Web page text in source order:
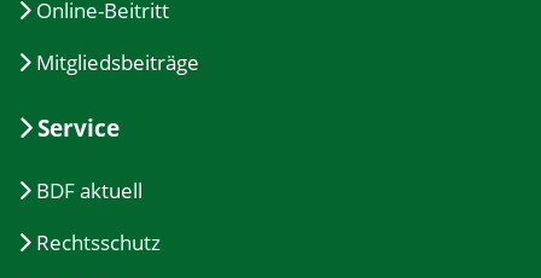
Online-Beitritt
Mitgliedsbeiträge
Service
BDF aktuell
Rechtsschutz